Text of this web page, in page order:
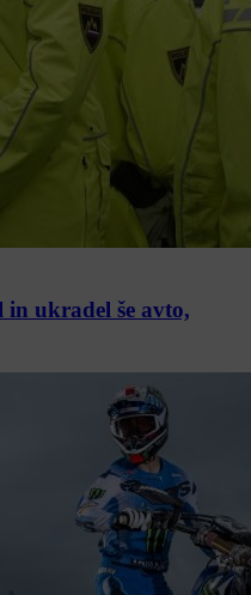
ukradel še avto,